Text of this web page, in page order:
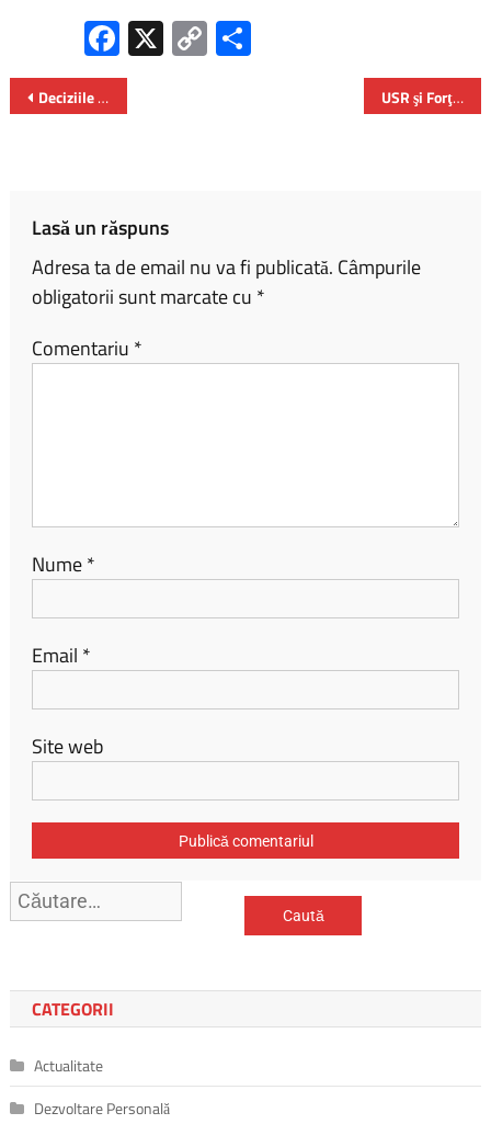
Fa
ce
b
X C
o
Deciziile adoptate de Consiliul Autorităţii de Supraveghere Financiară USR şi Forţa Dreptei – moţiune simplă împotriva ministrului Educaţiei
Lasă un răspuns
Adresa ta de email nu va fi publicată. Câmpurile
obligatorii sunt marcate cu *
Comentariu *
Nume*
Email *
Site web
Caută
după:
CATEGORII
Actualitate
Dezvoltare Personală